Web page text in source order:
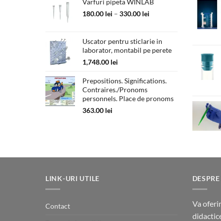
fost:
55.00 lei.
Varfuri pipeta WINLAB
180.00 lei – 330.00 lei
180.00 lei
până
Uscator pentru sticlarie in
laborator, montabil pe perete
1,748.00 lei
Prepositions. Significations.
Contraires./Pronoms
personnels. Place de pronoms
363.00 lei
LINK-URI UTILE
Contact
Va